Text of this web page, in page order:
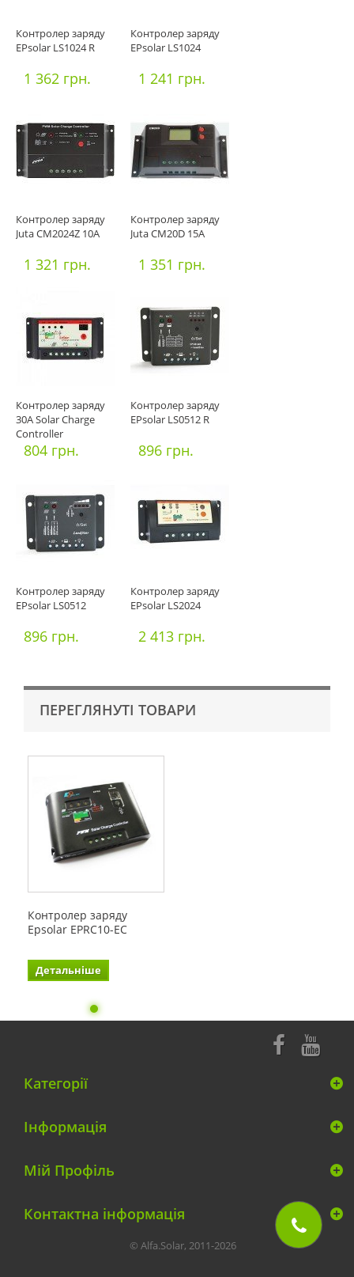
Контролер заряду
EPsolar LS1024 R
1 362 грн.
Контролер заряду
EPsolar LS1024
1 241 грн.
Контролер заряду
Juta CM2024Z 10A
1 321 грн.
Контролер заряду
Juta CM20D 15А
1 351 грн.
Контролер заряду
30А Solar Charge
Controller
804 грн.
Контролер заряду
EPsolar LS0512 R
896 грн.
Контролер заряду
EPsolar LS0512
896 грн.
Контролер заряду
EPsolar LS2024
2 413 грн.
ПЕРЕГЛЯНУТІ ТОВАРИ
Контролер заряду
Epsolar EPRC10-EC
Детальніше
Категорії
Інформація
Мій Профіль
Контактна інформація
© Alfa.Solar, 2011-2026